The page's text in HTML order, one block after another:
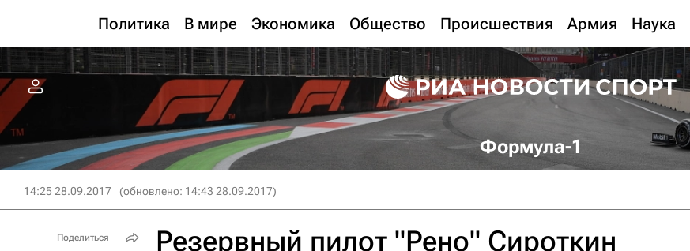
Политика В мире Экономика Общество Происшествия Армия Наука
Формула-1
14:25 28.09.2017 (обновлено: 14:43 28.09.2017)
Резервный пилот "Рено" Сироткин
Поделиться